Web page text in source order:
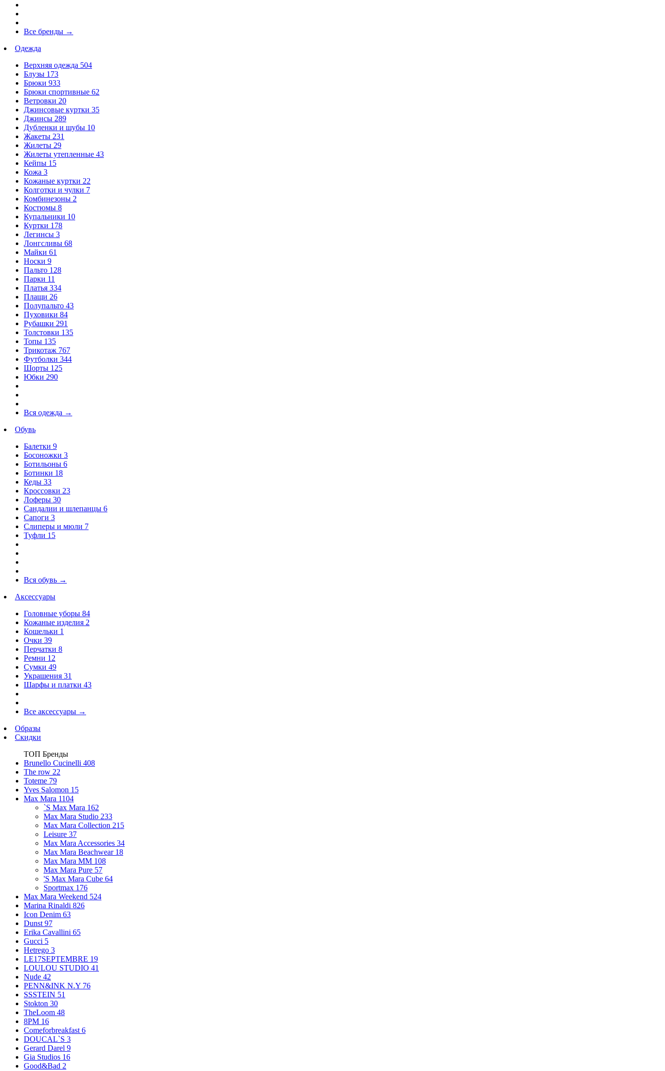
Все бренды →
Одежда
Верхняя одежда 504
Блузы 173
Брюки 933
Брюки спортивные 62
Ветровки 20
Джинсовые куртки 35
Джинсы 289
Дубленки и шубы 10
Жакеты 231
Жилеты 29
Жилеты утепленные 43
Кейпы 15
Кожа 3
Кожаные куртки 22
Колготки и чулки 7
Комбинезоны 2
Костюмы 8
Купальники 10
Куртки 178
Легинсы 3
Лонгсливы 68
Майки 61
Носки 9
Пальто 128
Парки 11
Платья 334
Плащи 26
Полупальто 43
Пуховики 84
Рубашки 291
Толстовки 135
Топы 135
Трикотаж 767
Футболки 344
Шорты 125
Юбки 290
Вся одежда →
Обувь
Балетки 9
Босоножки 3
Ботильоны 6
Ботинки 18
Кеды 33
Кроссовки 23
Лоферы 30
Сандалии и шлепанцы 6
Сапоги 3
Слиперы и мюли 7
Туфли 15
Вся обувь →
Аксессуары
Головные уборы 84
Кожаные изделия 2
Кошельки 1
Очки 39
Перчатки 8
Ремни 12
Сумки 49
Украшения 31
Шарфы и платки 43
Все аксессуары →
Образы
Скидки
ТОП Бренды
Brunello Cucinelli 408
The row 22
Toteme 79
Yves Salomon 15
Max Mara 1104
`S Max Mara 162
Max Mara Studio 233
Max Mara Collection 215
Leisure 37
Max Mara Accessories 34
Max Mara Beachwear 18
Max Mara MM 108
Max Mara Pure 57
'S Max Mara Cube 64
Sportmax 176
Max Mara Weekend 524
Marina Rinaldi 826
Icon Denim 63
Dunst 97
Erika Cavallini 65
Gucci 5
Hetrego 3
LE17SEPTEMBRE 19
LOULOU STUDIO 41
Nude 42
PENN&INK N.Y 76
SSSTEIN 51
Stokton 30
TheLoom 48
8PM 16
Comeforbreakfast 6
DOUCAL`S 3
Gerard Darel 9
Gia Studios 16
Good&Bad 2